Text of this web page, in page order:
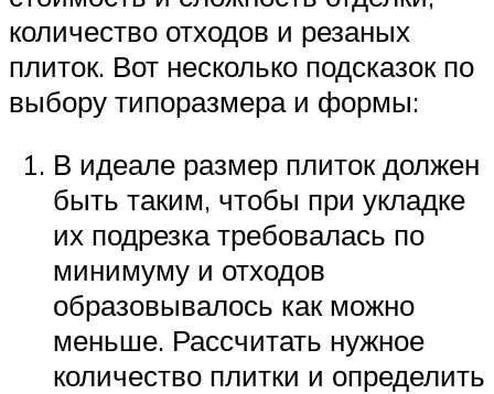
количество отходов и резаных
плиток. Вот несколько подсказок по
выбору типоразмера и формы:
В идеале размер плиток должен
быть таким, чтобы при укладке
их подрезка требовалась по
минимуму и отходов
образовывалось как можно
меньше. Рассчитать нужное
количество плитки и определить